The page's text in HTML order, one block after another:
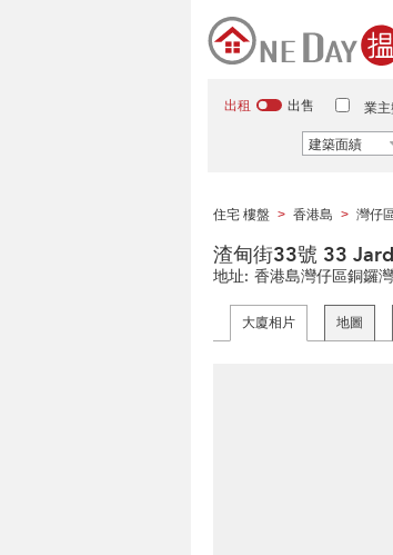
出租 出售 業
建築面績
住宅 樓盤 > 香港島 > 灣仔
渣甸街33號 33
地址: 香港島灣仔區銅鑼
大廈相片 地圖